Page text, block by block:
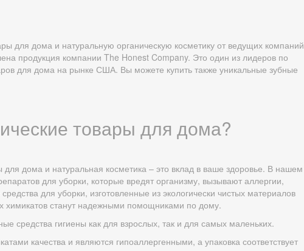
для дома и натуральную органическую косметику от ведущих компаний
продукция компании The Honest Company. Это один из лидеров по
для дома на рынке США. Вы можете купить также уникальные зубные
товары для дома?
дома и натуральная косметика – это вклад в ваше здоровье. В нашем
для уборки, которые вредят организму, вызывают аллергии,
для уборки, изготовленные из экологически чистых материалов
химикатов станут надежными помощниками по дому.
средства гигиены как для взрослых, так и для самых маленьких.
качества и являются гипоаллергенными, а упаковка соответствует